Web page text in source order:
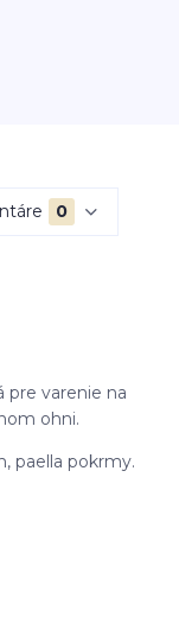
0
pre varenie na
ohni.
paella pokrmy.